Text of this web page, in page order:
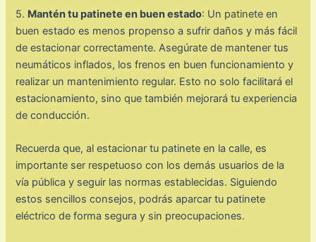
5. Mantén tu patinete en buen estado: Un patinete en
buen estado es menos propenso a sufrir daños y más fácil
de estacionar correctamente. Asegúrate de mantener tus
neumáticos inflados, los frenos en buen funcionamiento y
realizar un mantenimiento regular. Esto no solo facilitará el
estacionamiento, sino que también mejorará tu experiencia
de conducción.
Recuerda que, al estacionar tu patinete en la calle, es
importante ser respetuoso con los demás usuarios de la
vía pública y seguir las normas establecidas. Siguiendo
estos sencillos consejos, podrás aparcar tu patinete
eléctrico de forma segura y sin preocupaciones.